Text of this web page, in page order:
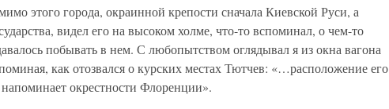
этого города, окраинной крепости сначала Киевской Руси, а
видел его на высоком холме, что-то вспоминал, о чем-то
побывать в нем. С любопытством оглядывал я из окна вагона
как отозвался о курских местах Тютчев: «…расположение его
окрестности Флоренции».